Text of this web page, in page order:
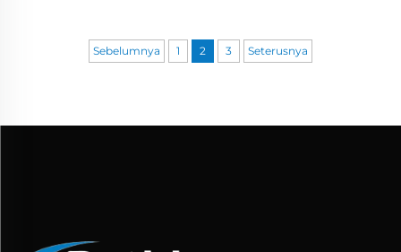
Sebelumnya 1 2 3 Seterusnya